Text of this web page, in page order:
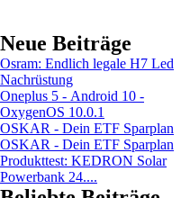
Neue Beiträge
Osram: Endlich legale H7 Led
Nachrüstung
Oneplus 5 - Android 10 -
OxygenOS 10.0.1
OSKAR - Dein ETF Sparplan
OSKAR - Dein ETF Sparplan
Produkttest: KEDRON Solar
Powerbank 24....